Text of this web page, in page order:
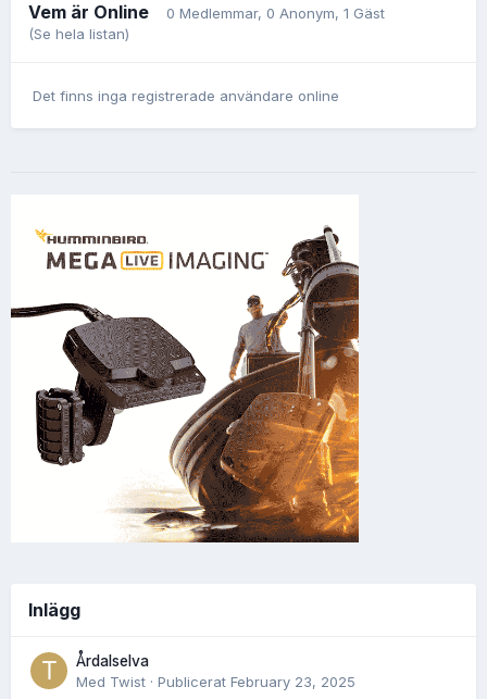
Vem är Online 0 Medlemmar, 0 Anonym, 1 Gäst
(Se hela listan)
Det finns inga registrerade användare online
Inlägg
Årdalselva
Med Twist · Publicerat February 23, 2025